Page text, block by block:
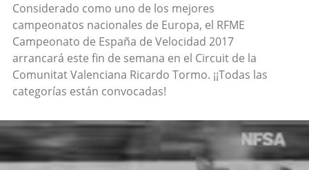
Considerado como uno de los mejores
campeonatos nacionales de Europa, el RFME
Campeonato de España de Velocidad 2017
arrancará este fin de semana en el Circuit de la
Comunitat Valenciana Ricardo Tormo. ¡¡Todas las
categorías están convocadas!